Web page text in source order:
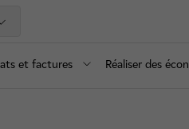
et factures Réaliser des